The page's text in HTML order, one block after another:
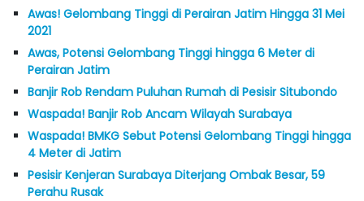
Awas! Gelombang Tinggi di Perairan Jatim Hingga 31 Mei
2021
Awas, Potensi Gelombang Tinggi hingga 6 Meter di
Perairan Jatim
Banjir Rob Rendam Puluhan Rumah di Pesisir Situbondo
Waspada! Banjir Rob Ancam Wilayah Surabaya
Waspada! BMKG Sebut Potensi Gelombang Tinggi hingga
4 Meter di Jatim
Pesisir Kenjeran Surabaya Diterjang Ombak Besar, 59
Perahu Rusak